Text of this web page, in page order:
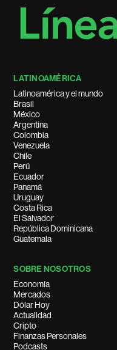
LATINOAMÉRICA
Latinoamérica y el mundo
Brasil
México
Argentina
Colombia
Venezuela
Chile
Perú
Ecuador
Panamá
Uruguay
Costa Rica
El Salvador
República Dominicana
Guatemala
SOBRE NOSOTROS
Economía
Mercados
Dólar Hoy
Actualidad
Cripto
Finanzas Personales
Podcasts